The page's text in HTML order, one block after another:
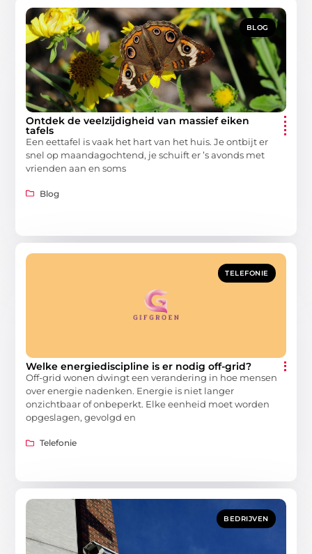
BLOG
Ontdek de veelzijdigheid van massief eiken
tafels
Een eettafel is vaak het hart van het huis. Je ontbijt er
snel op maandagochtend, je schuift er ’s avonds met
vrienden aan en soms
Blog
TELEFONIE
Welke energiediscipline is er nodig off-grid?
Off-grid wonen dwingt een verandering in hoe mensen
over energie nadenken. Energie is niet langer
onzichtbaar of onbeperkt. Elke eenheid moet worden
opgeslagen, gevolgd en
Telefonie
BEDRIJVEN